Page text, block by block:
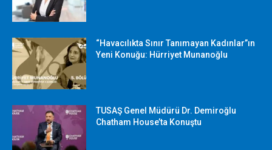
“Havacılıkta Sınır Tanımayan Kadınlar”ın
Yeni Konuğu: Hürriyet Munanoğlu
TUSAŞ Genel Müdürü Dr. Demiroğlu
Chatham House’ta Konuştu